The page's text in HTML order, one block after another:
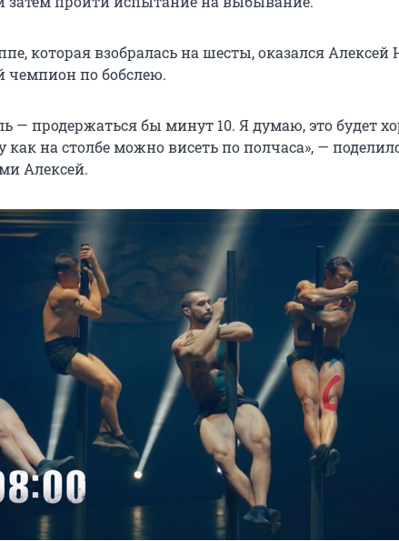
которая взобралась на шесты, оказался Алексей
по бобслею.
— продержаться бы минут 10. Я думаю, это будет
как на столбе можно висеть по полчаса», —
Алексей.